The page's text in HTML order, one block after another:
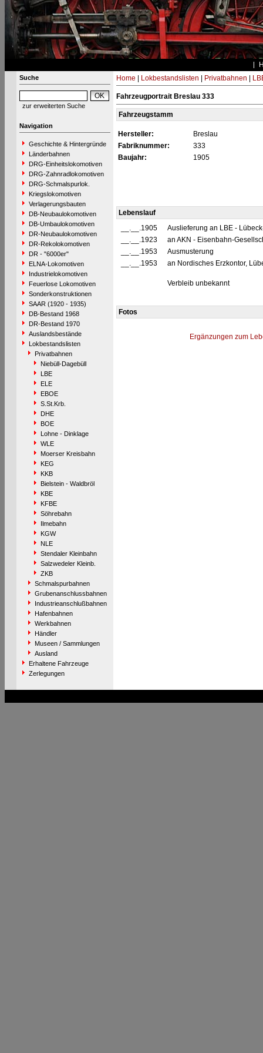
Suche
zur erweiterten Suche
Navigation
Geschichte & Hintergründe
Länderbahnen
DRG-Einheitslokomotiven
DRG-Zahnradlokomotiven
DRG-Schmalspurlok.
Kriegslokomotiven
Verlagerungsbauten
DB-Neubaulokomotiven
DB-Umbaulokomotiven
DR-Neubaulokomotiven
DR-Rekolokomotiven
DR - "6000er"
ELNA-Lokomotiven
Industrielokomotiven
Feuerlose Lokomotiven
Sonderkonstruktionen
SAAR (1920 - 1935)
DB-Bestand 1968
DR-Bestand 1970
Auslandsbestände
Lokbestandslisten
Privatbahnen
Niebüll-Dagebüll
LBE
ELE
EBOE
S.St.Krb.
DHE
BOE
Lohne - Dinklage
WLE
Moerser Kreisbahn
KEG
KKB
Bielstein - Waldbröl
KBE
KFBE
Söhrebahn
Ilmebahn
KGW
NLE
Stendaler Kleinbahn
Salzwedeler Kleinb.
ZKB
Schmalspurbahnen
Grubenanschlussbahnen
Industrieanschlußbahnen
Hafenbahnen
Werkbahnen
Händler
Museen / Sammlungen
Ausland
Erhaltene Fahrzeuge
Zerlegungen
Home Lokbestandslisten Privatbahnen
Fahrzeugportrait Breslau 333
Fahrzeugstamm
Hersteller:
Breslau
Fabriknummer:
333
Baujahr:
1905
Lebenslauf
__.__.1905
Auslieferung an LBE -
__.__.1923
an AKN - Eisenbahn-
__.__.1953
Ausmusterung
__.__.1953
an Nordisches Erzkontor,
Verbleib unbekannt
Fotos
Ergänzungen zum